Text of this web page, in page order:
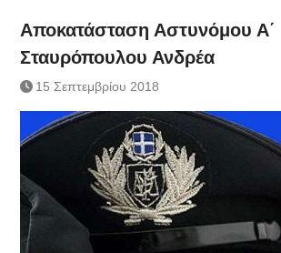
Αποκατάσταση Αστυνόμου Α΄
Σταυρόπουλου Ανδρέα
15 Σεπτεμβρίου 2018